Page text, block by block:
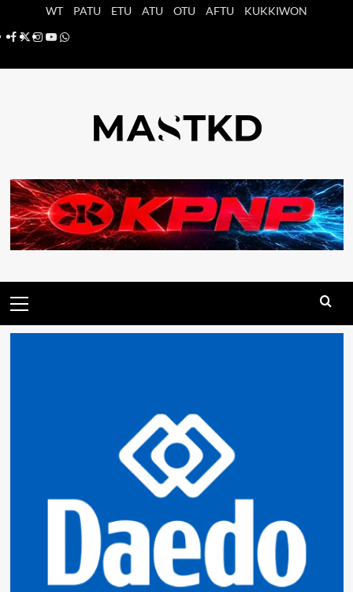
WT PATU ETU ATU OTU AFTU
KUKKIWON
Facebook
X Instagram
YouTube
Whatsapp
principal